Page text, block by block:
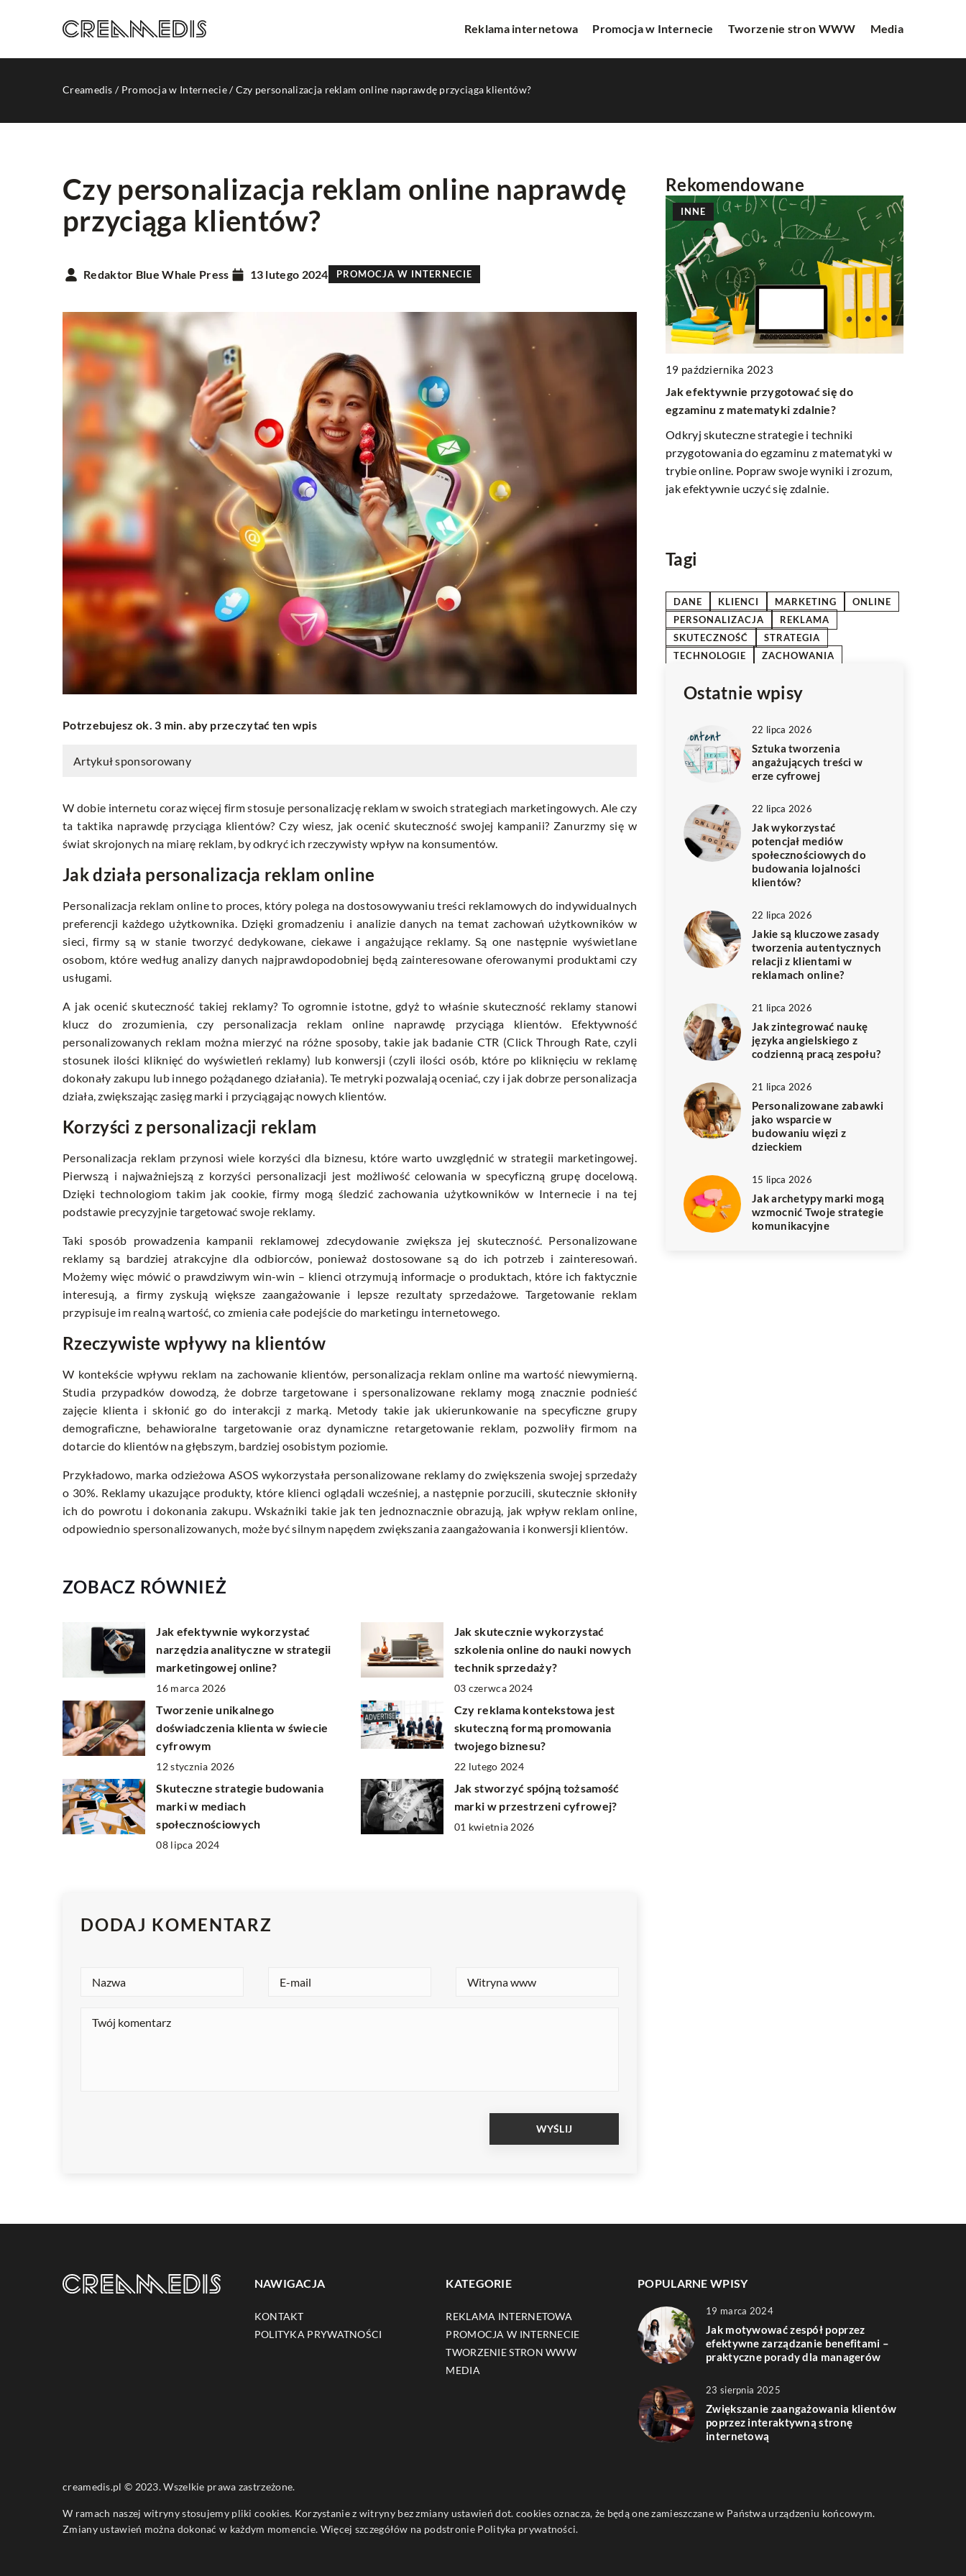
Reklama internetowa Promocja w Internecie Tworzenie stron WWW Media
Creamedis / Promocja w Internecie/Czy personalizacja reklam online naprawdę przyciąga klientów?
Czy personalizacja reklam online naprawdę
przyciąga klientów?
Redaktor Blue Whale Press 13 lutego 2024 PROMOCJA W INTERNECIE
Potrzebujesz ok. 3 min. aby przeczytać ten wpis
Artykuł sponsorowany
W dobie internetu coraz więcej firm stosuje personalizację reklam w swoich strategiach marketingowych. Ale czy
ta taktika naprawdę przyciąga klientów? Czy wiesz, jak ocenić skuteczność swojej kampanii? Zanurzmy się w
świat skrojonych na miarę reklam, by odkryć ich rzeczywisty wpływ na konsumentów.
Jak działa personalizacja reklam online
Personalizacja reklam online to proces, który polega na dostosowywaniu treści reklamowych do indywidualnych
preferencji każdego użytkownika. Dzięki gromadzeniu i analizie danych na temat zachowań użytkowników w
sieci, firmy są w stanie tworzyć dedykowane, ciekawe i angażujące reklamy. Są one następnie wyświetlane
osobom, które według analizy danych najprawdopodobniej będą zainteresowane oferowanymi produktami czy
usługami.
A jak ocenić skuteczność takiej reklamy? To ogromnie istotne, gdyż to właśnie skuteczność reklamy stanowi
klucz do zrozumienia, czy personalizacja reklam online naprawdę przyciąga klientów. Efektywność
personalizowanych reklam można mierzyć na różne sposoby, takie jak badanie CTR (Click Through Rate, czyli
stosunek ilości kliknięć do wyświetleń reklamy) lub konwersji (czyli ilości osób, które po kliknięciu w reklamę
dokonały zakupu lub innego pożądanego działania). Te metryki pozwalają oceniać, czy i jak dobrze personalizacja
działa, zwiększając zasięg marki i przyciągając nowych klientów.
Korzyści z personalizacji reklam
Personalizacja reklam przynosi wiele korzyści dla biznesu, które warto uwzględnić w strategii marketingowej.
Pierwszą i najważniejszą z korzyści personalizacji jest możliwość celowania w specyficzną grupę docelową.
Dzięki technologiom takim jak cookie, firmy mogą śledzić zachowania użytkowników w Internecie i na tej
podstawie precyzyjnie targetować swoje reklamy.
Taki sposób prowadzenia kampanii reklamowej zdecydowanie zwiększa jej skuteczność. Personalizowane
reklamy są bardziej atrakcyjne dla odbiorców, ponieważ dostosowane są do ich potrzeb i zainteresowań.
Możemy więc mówić o prawdziwym win-win – klienci otrzymują informacje o produktach, które ich faktycznie
interesują, a firmy zyskują większe zaangażowanie i lepsze rezultaty sprzedażowe. Targetowanie reklam
przypisuje im realną wartość, co zmienia całe podejście do marketingu internetowego.
Rzeczywiste wpływy na klientów
W kontekście wpływu reklam na zachowanie klientów, personalizacja reklam online ma wartość niewymierną.
Studia przypadków dowodzą, że dobrze targetowane i spersonalizowane reklamy mogą znacznie podnieść
zajęcie klienta i skłonić go do interakcji z marką. Metody takie jak ukierunkowanie na specyficzne grupy
demograficzne, behawioralne targetowanie oraz dynamiczne retargetowanie reklam, pozwoliły firmom na
dotarcie do klientów na głębszym, bardziej osobistym poziomie.
Przykładowo, marka odzieżowa ASOS wykorzystała personalizowane reklamy do zwiększenia swojej sprzedaży
o 30%. Reklamy ukazujące produkty, które klienci oglądali wcześniej, a następnie porzucili, skutecznie skłoniły
ich do powrotu i dokonania zakupu. Wskaźniki takie jak ten jednoznacznie obrazują, jak wpływ reklam online,
odpowiednio spersonalizowanych, może być silnym napędem zwiększania zaangażowania i konwersji klientów.
ZOBACZ RÓWNIEŻ
Jak efektywnie wykorzystać
narzędzia analityczne w strategii
marketingowej online?
16 marca 2026
Jak skutecznie wykorzystać
szkolenia online do nauki nowych
technik sprzedaży?
03 czerwca 2024
Tworzenie unikalnego
doświadczenia klienta w świecie
cyfrowym
12 stycznia 2026
Czy reklama kontekstowa jest
skuteczną formą promowania
twojego biznesu?
22 lutego 2024
Skuteczne strategie budowania
marki w mediach
społecznościowych
08 lipca 2024
Jak stworzyć spójną tożsamość
marki w przestrzeni cyfrowej?
01 kwietnia 2026
DODAJ KOMENTARZ
Rekomendowane
REKLAMA INTERNETOWA
18 grudnia 2024
Nowoczesne podejścia do angażowania
odbiorców w kampaniach online
Odkryj innowacyjne strategie angażowania
odbiorców w świecie kampanii internetowych.
Dowiedz się, jak przykuć uwagę i zbudować
trwałą lojalność w dynamicznym środowisku
online.
06 lutego 2024
Optymalizacja sprzętu komputerowego dla
graczy – jak wybrać właściwe komponenty?
Artykuł prezentuje jak optymalizować sprzęt
komputerowy dla graczy. Dowiedz się, jakie
komponenty wybrać, aby zwiększyć
wydajność i podnieść satysfakcję z gry.
INNE
19 października 2023
Jak efektywnie przygotować się do
egzaminu z matematyki zdalnie?
Odkryj skuteczne strategie i techniki
przygotowania do egzaminu z matematyki w
trybie online. Popraw swoje wyniki i zrozum,
jak efektywnie uczyć się zdalnie.
Tagi
DANE KLIENCI MARKETING
ONLINE
PERSONALIZACJA
REKLAMA
SKUTECZNOŚĆ
STRATEGIA
TECHNOLOGIE
ZACHOWANIA
Ostatnie wpisy
22 lipca 2026
Sztuka tworzenia
angażujących treści w
erze cyfrowej
22 lipca 2026
Jak wykorzystać
potencjał mediów
społecznościowych do
budowania lojalności
klientów?
22 lipca 2026
Jakie są kluczowe zasady
tworzenia autentycznych
relacji z klientami w
reklamach online?
21 lipca 2026
Jak zintegrować naukę
języka angielskiego z
codzienną pracą zespołu?
21 lipca 2026
Personalizowane zabawki
jako wsparcie w
budowaniu więzi z
dzieckiem
15 lipca 2026
Jak archetypy marki mogą
wzmocnić Twoje strategie
komunikacyjne
NAWIGACJA
KONTAKT
POLITYKA PRYWATNOŚCI
KATEGORIE
REKLAMA INTERNETOWA
PROMOCJA W INTERNECIE
TWORZENIE STRON WWW
MEDIA
POPULARNE WPISY
19 marca 2024
Jak motywować zespół poprzez
efektywne zarządzanie benefitami –
praktyczne porady dla managerów
23 sierpnia 2025
Zwiększanie zaangażowania klientów
poprzez interaktywną stronę
internetową
creamedis.pl © 2023. Wszelkie prawa zastrzeżone.
W ramach naszej witryny stosujemy pliki cookies. Korzystanie z witryny bez zmiany ustawień dot. cookies oznacza, że będą one zamieszczane w Państwa urządzeniu końcowym.
Zmiany ustawień można dokonać w każdym momencie. Więcej szczegółów na podstronie Polityka prywatności.